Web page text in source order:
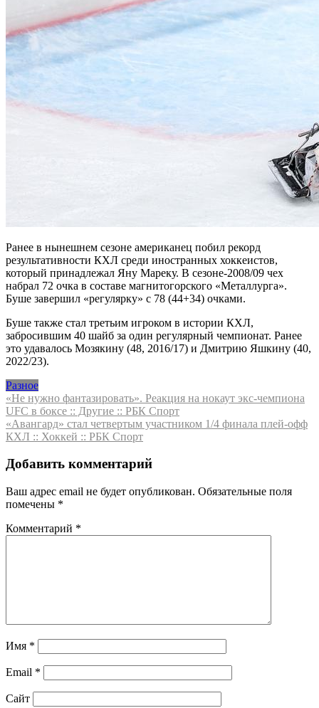
Ранее в нынешнем сезоне американец побил рекорд
результативности КХЛ среди иностранных хоккеистов,
который принадлежал Яну Мареку. В сезоне-2008/09 чех
набрал 72 очка в составе магнитогорского «Металлурга».
Буше завершил «регулярку» с 78 (44+34) очками.
Буше также стал третьим игроком в истории КХЛ,
забросившим 40 шайб за один регулярный чемпионат. Ранее
это удавалось Мозякину (48, 2016/17) и Дмитрию Яшкину (40,
2022/23).
Разное
Навигация
по
записям
«Не нужно фантазировать». Реакция на нокаут экс-чемпиона
UFC в боксе :: Другие :: РБК Спорт
«Авангард» стал четвертым участником 1/4 финала плей-офф
КХЛ :: Хоккей :: РБК Спорт
Добавить комментарий
Ваш адрес email не будет опубликован. Обязательные поля
помечены *
Комментарий *
Имя *
Email *
Сайт